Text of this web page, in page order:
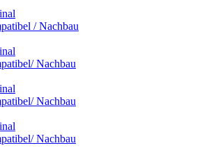
/ Nachbau
Nachbau
Nachbau
Nachbau